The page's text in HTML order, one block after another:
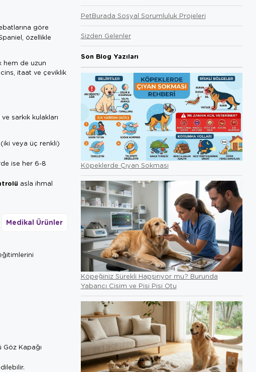
göre
özellikle
hem de uzun
itaat ve çeviklik
sarkık kulakları
veya üç renkli)
ise her 6-8
asla ihmal
Medikal Ürünler
Kapağı
PetBurada Sosyal Sorumluluk Projeleri
Sizden Gelenler
Son Blog Yazıları
Köpeklerde Çıyan Sokması
Köpeğiniz Sürekli Hapşırıyor mu? Burunda
Yabancı Cisim ve Pisi Pisi Otu